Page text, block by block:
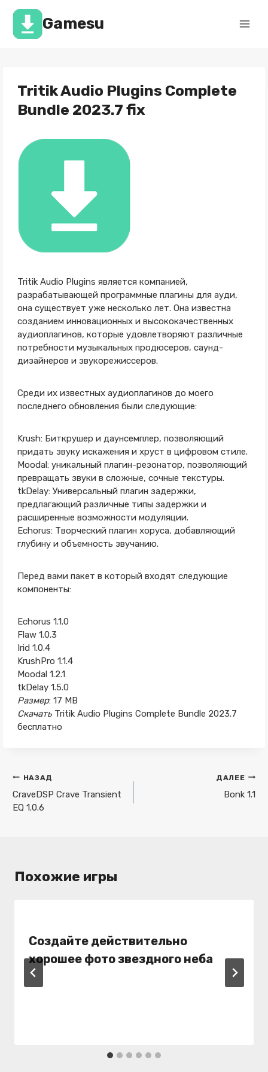
Перейти
содержимомуGamesu
Tritik Audio Plugins Complete
Bundle 2023.7 fix
Tritik Audio Plugins является компанией,
разрабатывающей программные плагины для ауди,
она существует уже несколько лет. Она известна
созданием инновационных и высококачественных
аудиоплагинов, которые удовлетворяют различные
потребности музыкальных продюсеров, саунд-
дизайнеров и звукорежиссеров.
Среди их известных аудиоплагинов до моего
последнего обновления были следующие:
Krush: Биткрушер и даунсемплер, позволяющий
придать звуку искажения и хруст в цифровом стиле.
Moodal: уникальный плагин-резонатор, позволяющий
превращать звуки в сложные, сочные текстуры.
tkDelay: Универсальный плагин задержки,
предлагающий различные типы задержки и
расширенные возможности модуляции.
Echorus: Творческий плагин хоруса, добавляющий
глубину и объемность звучанию.
Перед вами пакет в который входят следующие
компоненты:
Echorus 1.1.0
Flaw 1.0.3
Irid 1.0.4
KrushPro 1.1.4
Moodal 1.2.1
tkDelay 1.5.0
Размер: 17 MB
Скачать Tritik Audio Plugins Complete Bundle 2023.7
бесплатно
Навигация
по
записям
НАЗАД
CraveDSP Crave Transient
EQ 1.0.6
ДАЛЕЕ
Bonk 1.1
Похожие игры
Создайте действительно
хорошее фото звездного неба